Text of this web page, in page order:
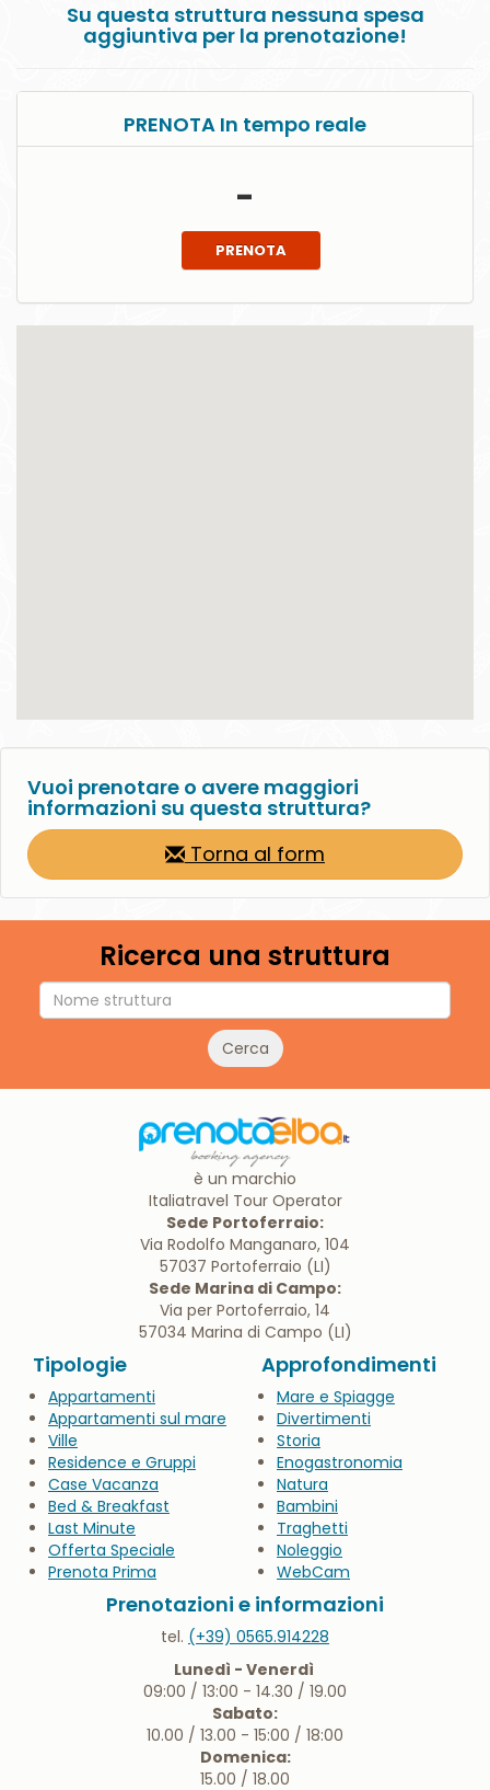
Su questa struttura nessuna spesa
aggiuntiva per la prenotazione!
PRENOTA In tempo reale
-
PRENOTA
Vuoi prenotare o avere maggiori
informazioni su questa struttura?
Torna al form
Ricerca una struttura
Cerca
è un marchio
Italiatravel Tour Operator
Sede Portoferraio:
Via Rodolfo Manganaro, 104
57037 Portoferraio (LI)
Sede Marina di Campo:
Via per Portoferraio, 14
57034 Marina di Campo (LI)
Tipologie
Appartamenti
Appartamenti sul mare
Ville
Residence e Gruppi
Case Vacanza
Bed & Breakfast
Last Minute
Offerta Speciale
Prenota Prima
Approfondimenti
Mare e Spiagge
Divertimenti
Storia
Enogastronomia
Natura
Bambini
Traghetti
Noleggio
WebCam
Prenotazioni e informazioni
tel. (+39) 0565.914228
Lunedì - Venerdì
09:00 / 13:00 - 14.30 / 19.00
Sabato:
10.00 / 13.00 - 15:00 / 18:00
Domenica:
15.00 / 18.00